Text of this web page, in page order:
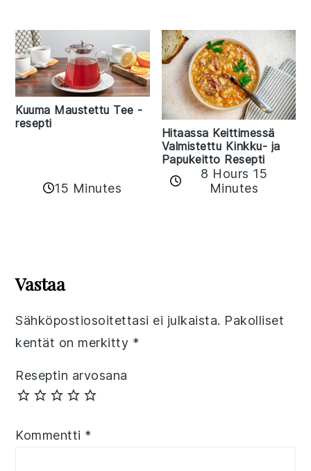
Kuuma Maustettu Tee -
resepti
15 Minutes
Hitaassa Keittimessä
Valmistettu Kinkku- ja
Papukeitto Resepti
8 Hours 15
Minutes
Interactions
Vastaa
Sähköpostiosoitettasi ei julkaista. Pakolliset
kentät on merkitty *
Reseptin arvosana
Kommentti *